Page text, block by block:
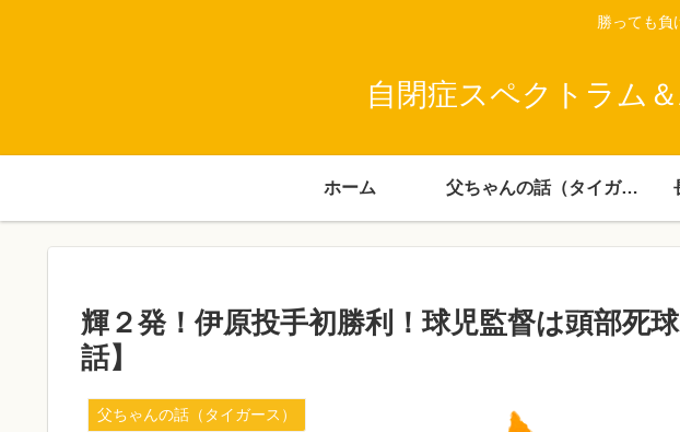
勝っても負
自閉症スペクトラム
ホーム 父ちゃんの話（タイガース）
輝２発！伊原投手初勝利！球児監督は頭部死
話】
父ちゃんの話（タイガース）